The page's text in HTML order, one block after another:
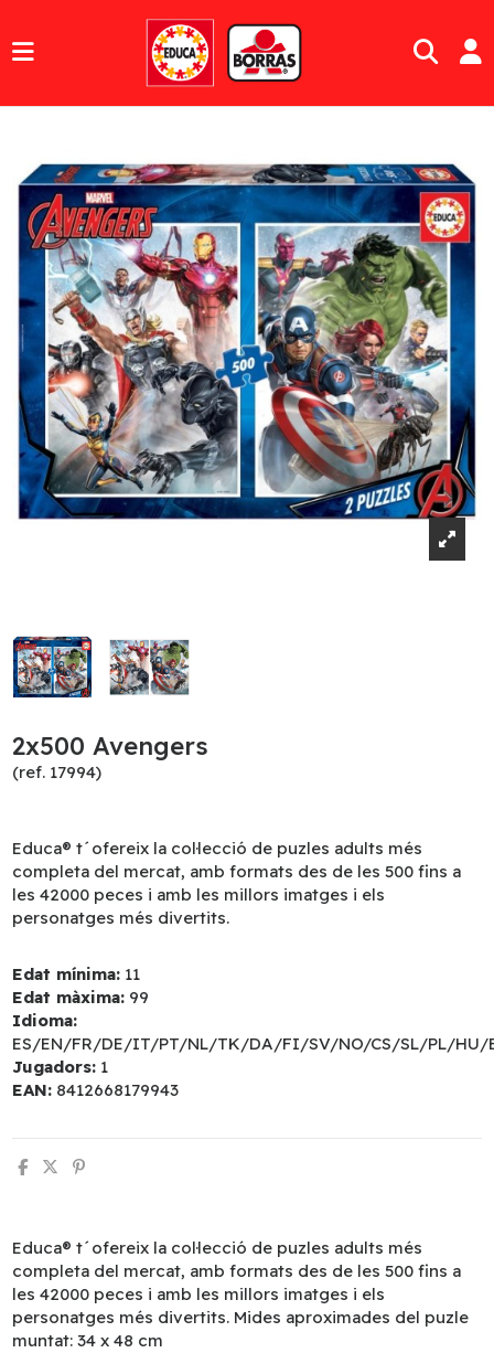
2x500 Avengers
(ref. 17994)
Educa® t´ofereix la col·lecció de puzles adults més
completa del mercat, amb formats des de les 500 fins a
les 42000 peces i amb les millors imatges i els
personatges més divertits.
Edat mínima: 11
Edat màxima: 99
Idioma:
ES/EN/FR/DE/IT/PT/NL/TK/DA/FI/SV/NO/CS/SL/PL/HU/
Jugadors: 1
EAN: 8412668179943
Educa® t´ofereix la col·lecció de puzles adults més
completa del mercat, amb formats des de les 500 fins a
les 42000 peces i amb les millors imatges i els
personatges més divertits. Mides aproximades del puzle
muntat: 34 x 48 cm